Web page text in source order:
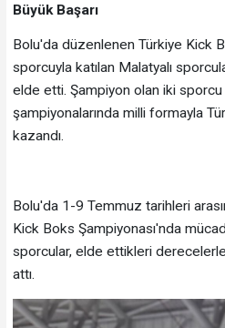
Büyük Başarı
Bolu'da düzenlenen Türkiye Kick
sporcuyla katılan Malatyalı
elde etti. Şampiyon olan iki
şampiyonalarında milli formayla
kazandı.
Bolu'da 1-9 Temmuz tarihleri
Kick Boks Şampiyonası'nda
sporcular, elde ettikleri
attı.